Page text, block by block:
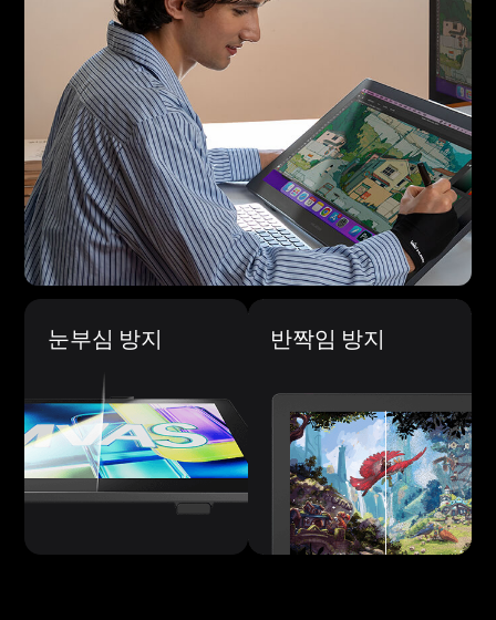
눈부심 방지 반짝임 방지